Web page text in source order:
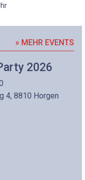
» MEHR EVENTS
2026
4, 8810 Horgen